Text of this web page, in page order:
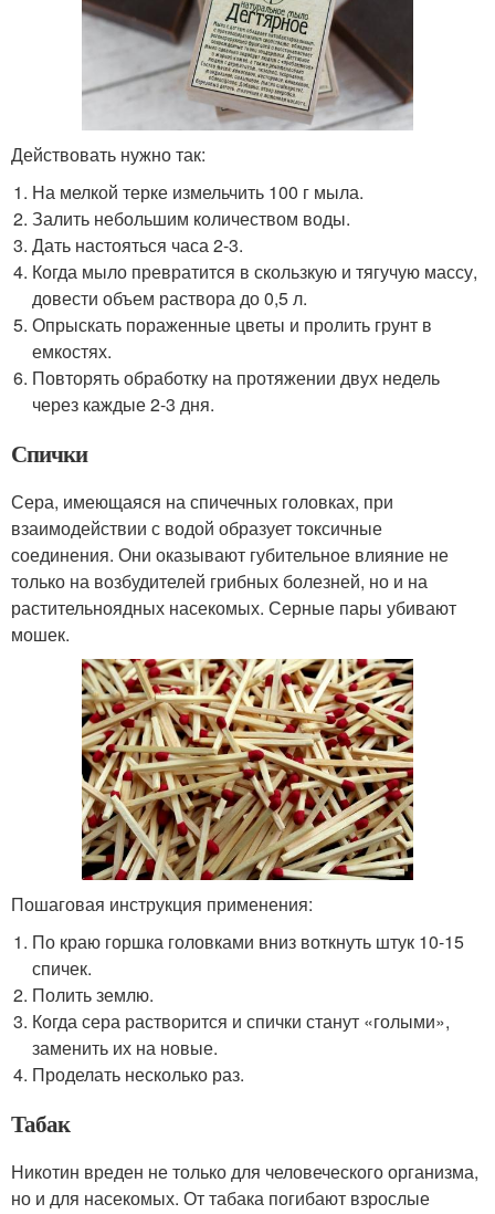
Действовать нужно так:
На мелкой терке измельчить 100 г мыла.
Залить небольшим количеством воды.
Дать настояться часа 2-3.
Когда мыло превратится в скользкую и тягучую массу,
довести объем раствора до 0,5 л.
Опрыскать пораженные цветы и пролить грунт в
емкостях.
Повторять обработку на протяжении двух недель
через каждые 2-3 дня.
Спички
Сера, имеющаяся на спичечных головках, при
взаимодействии с водой образует токсичные
соединения. Они оказывают губительное влияние не
только на возбудителей грибных болезней, но и на
растительноядных насекомых. Серные пары убивают
мошек.
Пошаговая инструкция применения:
По краю горшка головками вниз воткнуть штук 10-15
спичек.
Полить землю.
Когда сера растворится и спички станут «голыми»,
заменить их на новые.
Проделать несколько раз.
Табак
Никотин вреден не только для человеческого организма,
но и для насекомых. От табака погибают взрослые